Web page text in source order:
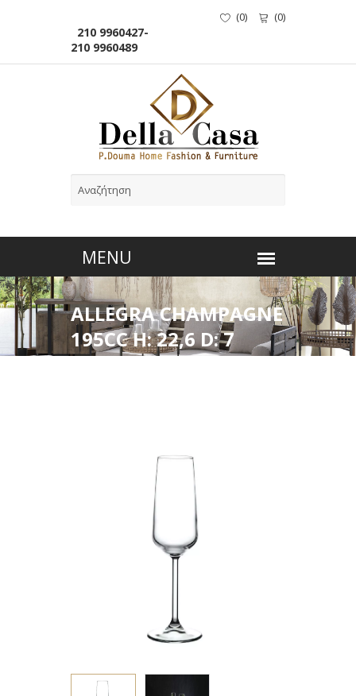
210 9960427-
210 9960489
(0) (0)
ALLEGRA CHAMPAGNE
195CC H: 22,6 D: 7
P/750 FLX6 (smFB)